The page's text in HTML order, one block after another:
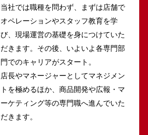
当社では職種を問わず、まずは店舗で
オペレーションやスタッフ教育を学
び、現場運営の基礎を身につけていた
だきます。その後、いよいよ各専門部
門でのキャリアがスタート。
店長やマネージャーとしてマネジメン
トを極めるほか、商品開発や広報・マ
ーケティング等の専門職へ進んでいた
だきます。